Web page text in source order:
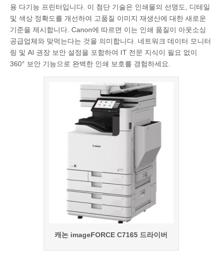
용 다기능 프린터입니다. 이 첨단 기술은 인쇄물의 선명도, 디테일
및 색상 정확도를 개선하여 고품질 이미지 재생산에 대한 새로운
기준을 제시합니다. Canon에 따르면 이는 인쇄 품질이 아웃소싱
공급업체와 맞먹는다는 것을 의미합니다. 네트워크 데이터 모니터
링 및 AI 권장 보안 설정을 포함하여 IT 전문 지식이 필요 없이
360° 보안 기능으로 완벽한 인쇄 보호를 경험하세요.
캐논 imageFORCE C7165 드라이버